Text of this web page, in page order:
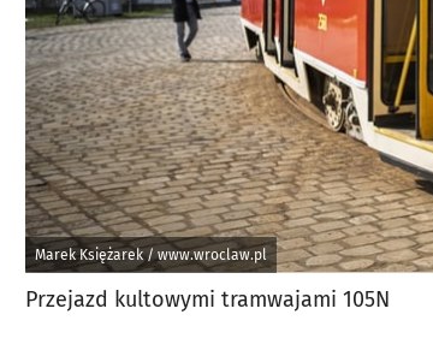
Marek Księżarek / www.wroclaw.pl
Przejazd kultowymi tramwajami 105N